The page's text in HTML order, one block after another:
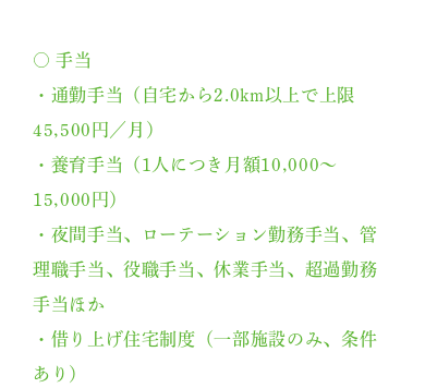
○ 手当
・通勤手当（自宅から2.0km以上で上限
45,500円／月）
・養育手当（1人につき月額10,000～
15,000円）
・夜間手当、ローテーション勤務手当、管
理職手当、役職手当、休業手当、超過勤務
手当ほか
・借り上げ住宅制度（一部施設のみ、条件
あり）